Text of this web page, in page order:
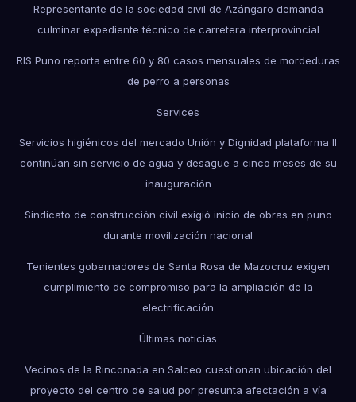
Representante de la sociedad civil de Azángaro demanda
culminar expediente técnico de carretera interprovincial
RIS Puno reporta entre 60 y 80 casos mensuales de mordeduras
de perro a personas
Services
Servicios higiénicos del mercado Unión y Dignidad plataforma II
continúan sin servicio de agua y desagüe a cinco meses de su
inauguración
Sindicato de construcción civil exigió inicio de obras en puno
durante movilización nacional
Tenientes gobernadores de Santa Rosa de Mazocruz exigen
cumplimiento de compromiso para la ampliación de la
electrificación
Últimas noticias
Vecinos de la Rinconada en Salceo cuestionan ubicación del
proyecto del centro de salud por presunta afectación a vía